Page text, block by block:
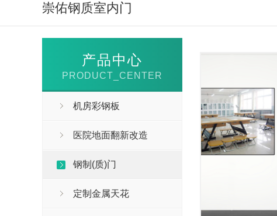
崇佑钢质室内门
产品中心
PRODUCT_CENTER
机房彩钢板
医院地面翻新改造
钢制(质)门
定制金属天花